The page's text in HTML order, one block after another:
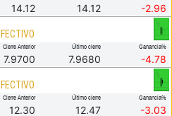
14.12 14.12 -2.96
Cierre Anterior
7.9700
Último cierre
7.9680
Ganancia%
-4.78
Cierre Anterior
12.30
Último cierre
12.47
Ganancia%
-3.03